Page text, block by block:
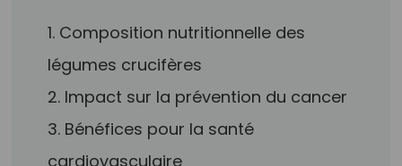
1. Composition nutritionnelle des
légumes crucifères
2. Impact sur la prévention du cancer
3. Bénéfices pour la santé
cardiovasculaire